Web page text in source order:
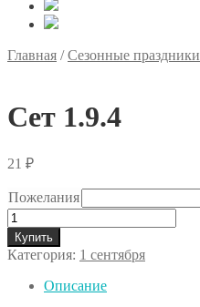
Главная /Сезонные праздники
Сет 1.9.4
21 ₽
Пожелания
Количество
товара
Сет
1.9.4
Купить
Категория: 1 сентября
Описание